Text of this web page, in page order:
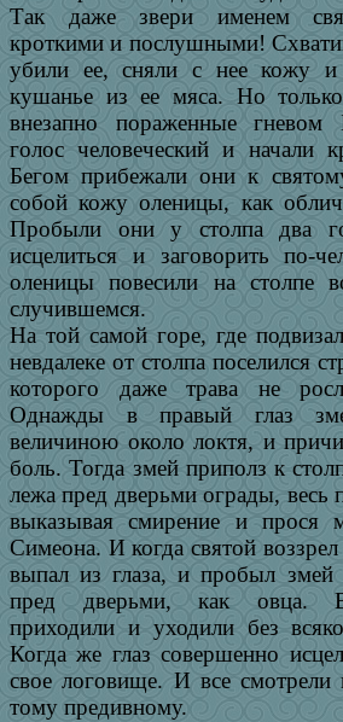
Так даже звери именем
кроткими и послушными!
убили ее, сняли с нее кожу и
кушанье из ее мяса. Но
внезапно пораженные гневом
голос человеческий и начали
Бегом прибежали они к
собой кожу оленицы, как
Пробыли они у столпа два
исцелиться и заговорить по-
оленицы повесили на столпе
случившемся.
На той самой горе, где
невдалеке от столпа поселился
которого даже трава не
Однажды в правый глаз
величиною около локтя, и
боль. Тогда змей приполз к
лежа пред дверьми ограды, весь
выказывая смирение и прося
Симеона. И когда святой воззрел
выпал из глаза, и пробыл
пред дверьми, как овца.
приходили и уходили без
Когда же глаз совершенно
свое логовище. И все смотрели
тому предивному.